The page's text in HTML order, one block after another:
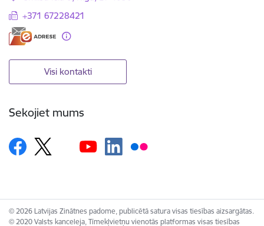
+371 67228421
Visi kontakti
Sekojiet mums
© 2026 Latvijas Zinātnes padome, publicētā satura visas tiesības aizsargātas.
© 2020 Valsts kanceleja, Tīmekļvietņu vienotās platformas visas tiesības